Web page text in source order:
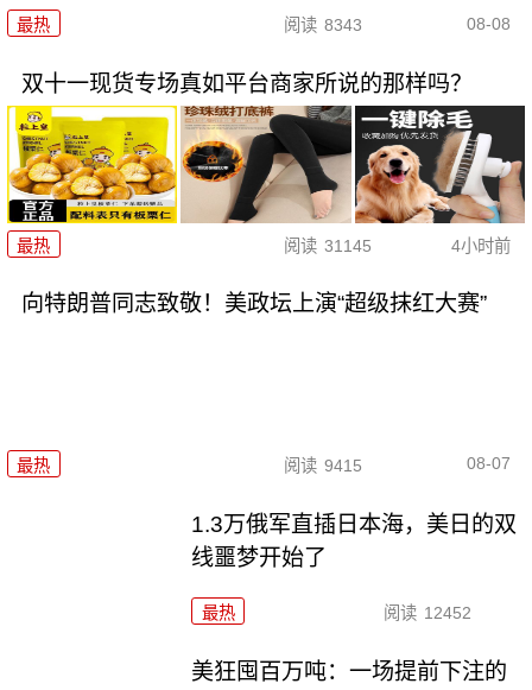
最热 阅读 8343 08-08
双十一现货专场真如平台商家所说的那样吗？
最热 阅读 31145 4小时前
向特朗普同志致敬！美政坛上演“超级抹红大赛”
最热 阅读 9415 08-07
1.3万俄军直插日本海，美日的双
线噩梦开始了
最热 阅读 12452
美狂囤百万吨：一场提前下注的